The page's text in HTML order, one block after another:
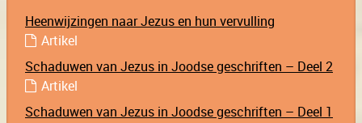
Heenwijzingen naar Jezus en hun vervulling
Artikel
Schaduwen van Jezus in Joodse geschriften – Deel 2
Artikel
Schaduwen van Jezus in Joodse geschriften – Deel 1